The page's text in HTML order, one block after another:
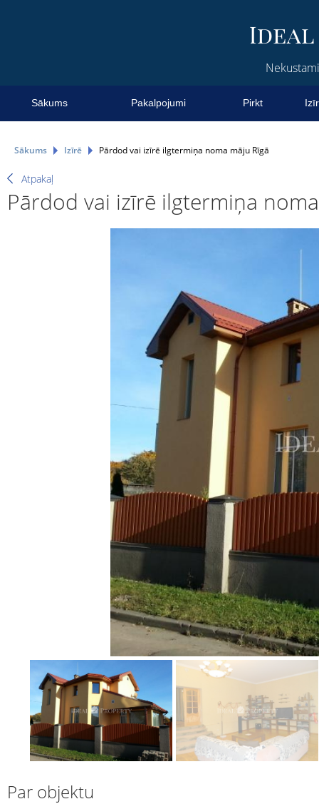
Sākums Pakalpojumi Pirkt
Sākums Izīrē Pārdod vai izīrē ilgtermiņa noma māju Rīgā
Atpakaļ
Pārdod vai izīrē ilgtermiņa
Par objektu